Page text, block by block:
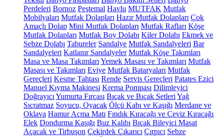
Perdeleri Bornoz Peştemal Havlu MUTFAK Mutfak
Mobilyaları Mutfak Dolapları Hazır Mutfak Dolapları Çok
Amaçlı Dolap Mini Mutfak Dolapları Mutfak Rafları Köşe
Mutfak Dolapları Mutfak Boy Dolabı Kiler Dolabı Ekmek ve
Sebze Dolabı Tabureler Sandalye Mutfak Sandalyeleri Bar
Sandalyeleri Katlanır Sandalyeler Mutfak Köşe Takımları
Masa ve Masa Takımları Yemek Masası ve Takımları Mutfak
Masası ve Takımları Eviye Mutfak Bataryaları Mutfak
Gereçleri Kesme Tahtası Rende Servis Gereçleri Patates Ezici
Manuel Kıyma Makinesi Krema Pompası Dilimleyici
Doğrayıcı Yumurta Fırçası Bıçak ve Bıçak Setleri Yağ
Sıçratmaz Soyucu, Oyacak Ölçü Kabı ve Kaşığı Merdane ve
Oklava Hamur Açma Matı Fındık Kıracağı ve Ceviz Kıracağı
Elek Dondurma Kaşığı Buz Kalıbı Bıçak Bileyici Masat
Açacak ve Tirbuşon Çekirdek Çıkarıcı Çırpıcı Sebze